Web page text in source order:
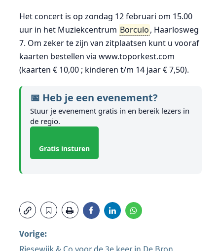
Het concert is op zondag 12 februari om 15.00
uur in het Muziekcentrum Borculo, Haarlosweg
7. Om zeker te zijn van zitplaatsen kunt u vooraf
kaarten bestellen via www.toporkest.com
(kaarten € 10,00 ; kinderen t/m 14 jaar € 7,50).
📅 Heb je een evenement?
Stuur je evenement gratis in en bereik lezers in
de regio.
Gratis insturen
Vorige: